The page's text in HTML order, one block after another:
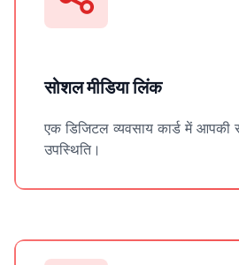
सोशल मीडिया लिंक
एक डिजिटल व्यवसाय कार्ड में आपकी
उपस्थिति।